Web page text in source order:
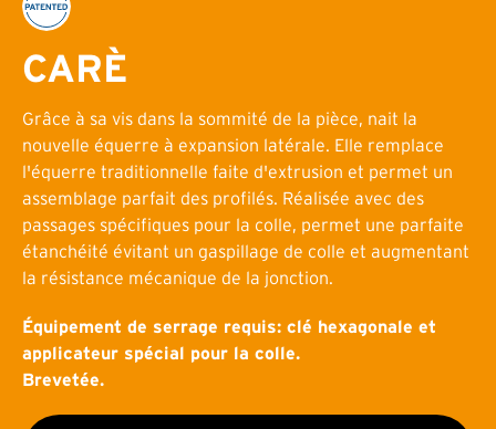
CARÈ
Grâce à sa vis dans la sommité de la pièce, nait la
nouvelle équerre à expansion latérale. Elle remplace
l'équerre traditionnelle faite d'extrusion et permet un
assemblage parfait des profilés. Réalisée avec des
passages spécifiques pour la colle, permet une parfaite
étanchéité évitant un gaspillage de colle et augmentant
la résistance mécanique de la jonction.
Équipement de serrage requis: clé hexagonale et
applicateur spécial pour la colle.
Brevetée.